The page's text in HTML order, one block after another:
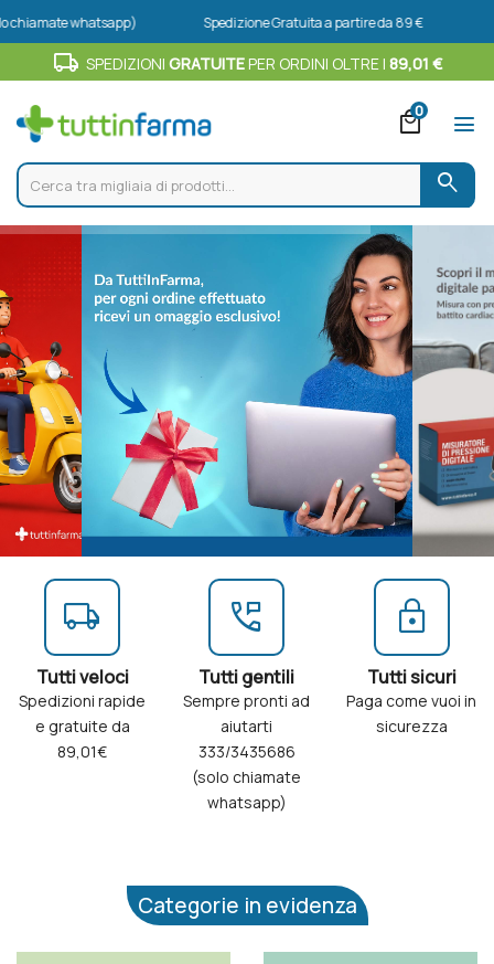
whatsapp) Spedizione Gratuita a partire da 89 €
local_shipping SPEDIZIONI GRATUITEPER ORDINI OLTRE I 89,01 €
local_mall
0
menu
search
local_shipping
Tutti veloci
Spedizioni rapide
e gratuite da
89,01€
perm_phone_msg
Tutti gentili
Sempre pronti ad
aiutarti
333/3435686
(solo chiamate
whatsapp)
lock
Tutti sicuri
Paga come vuoi in
sicurezza
Categorie in evidenza